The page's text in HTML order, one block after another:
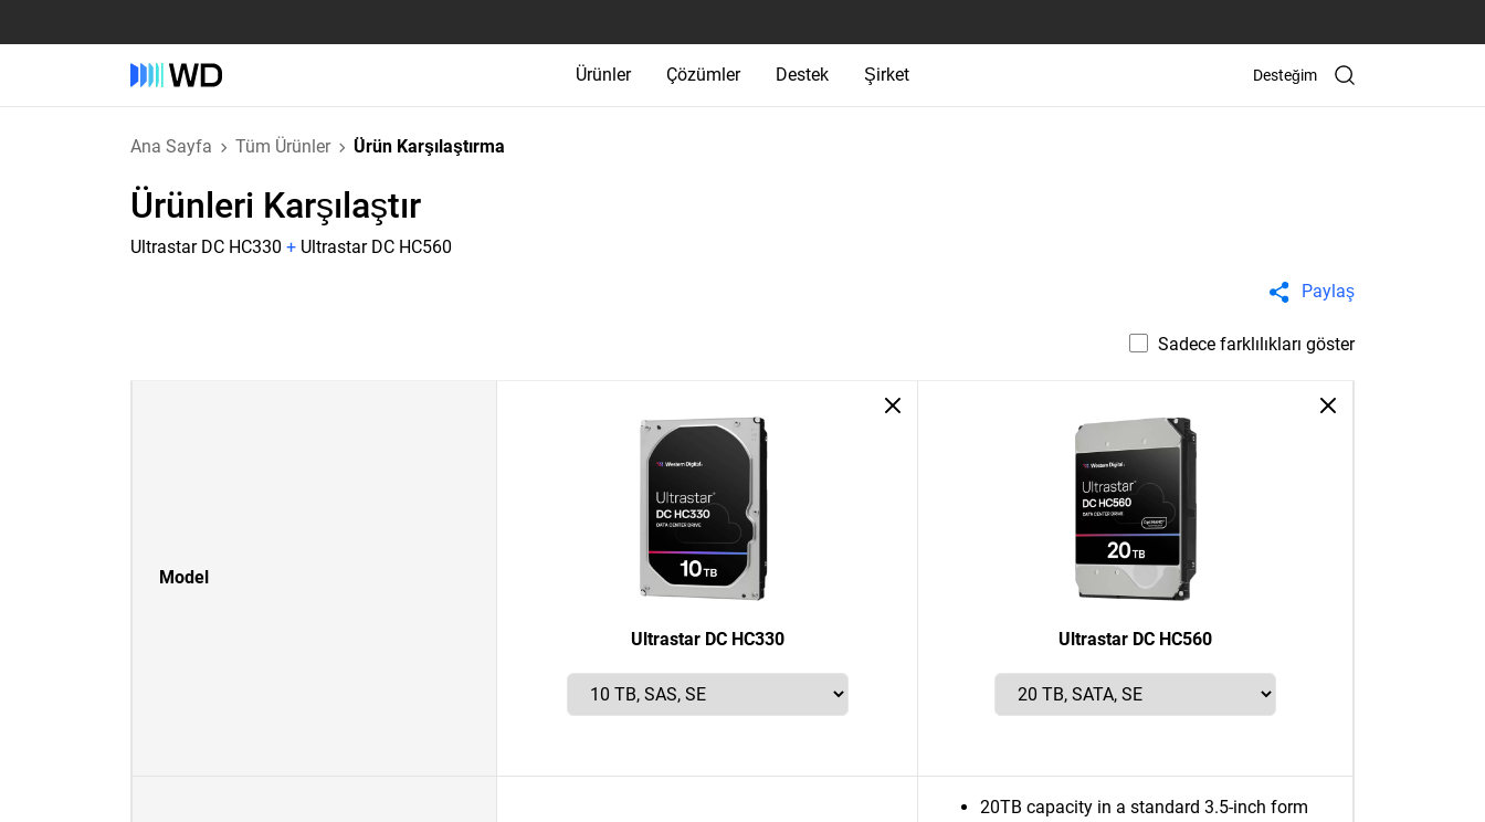
Ürünler Çözümler Destek Şirket Desteğim
Ana Sayfa Tüm Ürünler Ürün Karşılaştırma
Ürünleri Karşılaştır
Ultrastar DC HC330 + Ultrastar DC HC560
Paylaş
Sadece farklılıkları göster
Model
Ultrastar DC HC330 Ultrastar DC HC560
20TB capacity in a standard 3.5-inch form